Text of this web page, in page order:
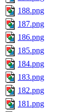
188.png
187.png
186.png
185.png
184.png
183.png
182.png
181.png